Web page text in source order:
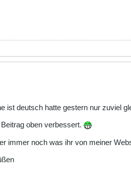
ist deutsch hatte gestern nur zuviel
oben verbessert.
immer noch was ihr von meiner